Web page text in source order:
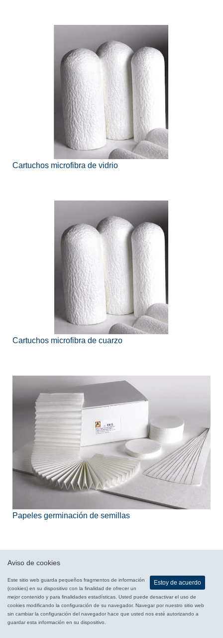
Cartuchos microfibra de vidrio
Cartuchos microfibra de cuarzo
Papeles germinación de semillas
Aviso de cookies
Estoy de acuerdo
Este sitio web guarda pequeños fragmentos de información
(cookies) en su dispositivo con la finalidad de ofrecer un
mejor contenido y para finalidades estadísticas. Usted puede desactivar el uso de
cookies modificando la configuración de su navegador. Navegar por nuestro sitio web
sin cambiar la configuración del navegador hace que usted nos esté autorizando a
guardar esta información en su dispositivo.